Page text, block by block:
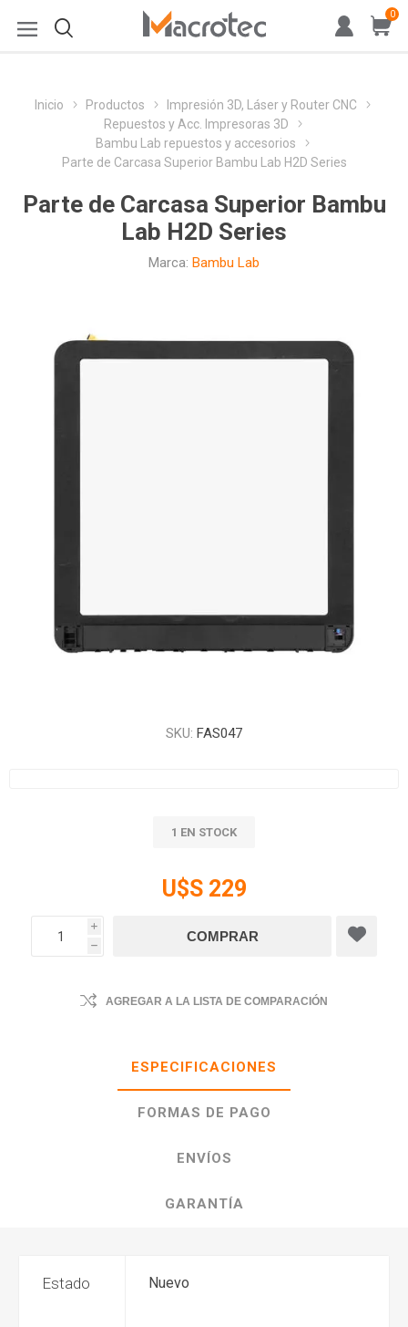
0
Inicio Productos
Impresión 3D, Láser y Router CNC
Repuestos y Acc. Impresoras 3D
Bambu Lab repuestos y accesorios
Parte de Carcasa Superior Bambu Lab H2D Series
Parte de Carcasa Superior Bambu
Lab H2D Series
Marca: Bambu Lab
SKU: FAS047
1 EN STOCK
U$S 229
i
h
AGREGAR A LA LISTA DE COMPARACIÓN
ESPECIFICACIONES
FORMAS DE PAGO
ENVÍOS
GARANTÍA
Estado Nuevo